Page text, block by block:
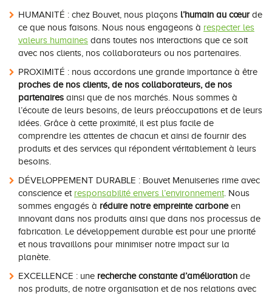
HUMANITÉ : chez Bouvet, nous plaçons l’humain au cœurde
ce que nous faisons. Nous nous engageons à respecter les
valeurs humaines dans toutes nos interactions que ce soit
avec nos clients, nos collaborateurs ou nos partenaires.
PROXIMITÉ : nous accordons une grande importance à être
proches de nos clients, de nos collaborateurs, de nos
partenaires ainsi que de nos marchés. Nous sommes à
l’écoute de leurs besoins, de leurs préoccupations et de leurs
idées. Grâce à cette proximité, il est plus facile de
comprendre les attentes de chacun et ainsi de fournir des
produits et des services qui répondent véritablement à leurs
besoins.
DÉVELOPPEMENT DURABLE : Bouvet Menuiseries rime avec
conscience et responsabilité envers l’environnement . Nous
sommes engagés à réduire notre empreinte carboneen
innovant dans nos produits ainsi que dans nos processus de
fabrication. Le développement durable est pour une priorité
et nous travaillons pour minimiser notre impact sur la
planète.
EXCELLENCE : une recherche constante d’amélioration de
nos produits, de notre organisation et de nos relations avec